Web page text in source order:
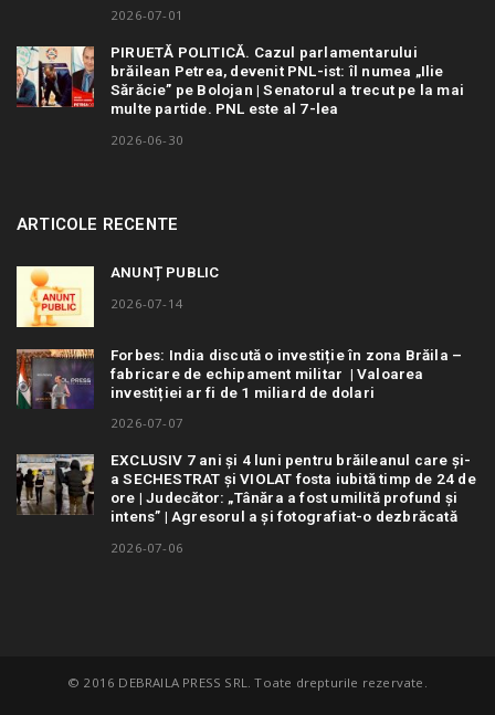
2026-07-01
PIRUETĂ POLITICĂ. Cazul parlamentarului
brăilean Petrea, devenit PNL-ist: îl numea „Ilie
Sărăcie” pe Bolojan | Senatorul a trecut pe la mai
multe partide. PNL este al 7-lea
2026-06-30
ARTICOLE RECENTE
ANUNȚ PUBLIC
2026-07-14
Forbes: India discută o investiție în zona Brăila –
fabricare de echipament militar | Valoarea
investiției ar fi de 1 miliard de dolari
2026-07-07
EXCLUSIV 7 ani și 4 luni pentru brăileanul care și-
a SECHESTRAT și VIOLAT fosta iubită timp de 24 de
ore | Judecător: „Tânăra a fost umilită profund și
intens” | Agresorul a și fotografiat-o dezbrăcată
2026-07-06
© 2016 DEBRAILA PRESS SRL. Toate drepturile rezervate.